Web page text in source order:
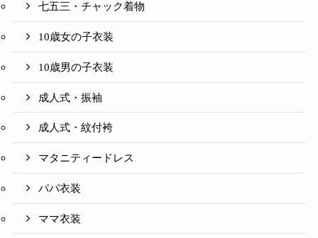
七五三・チャック着物
10歳女の子衣装
10歳男の子衣装
成人式・振袖
成人式・紋付袴
マタニティードレス
パパ衣装
ママ衣装